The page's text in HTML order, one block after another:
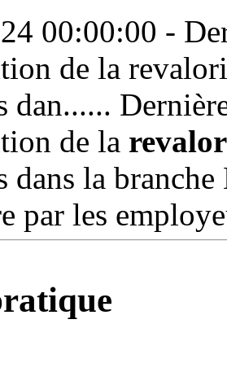
00:00:00 -
de la
dan......
de la
dans la
par les